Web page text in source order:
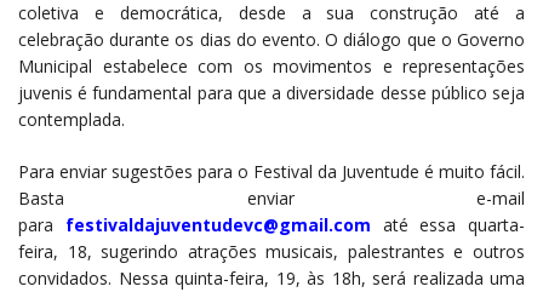
coletiva e democrática, desde a sua construção até a
celebração durante os dias do evento. O diálogo que o Governo
Municipal estabelece com os movimentos e representações
juvenis é fundamental para que a diversidade desse público seja
contemplada.
Para enviar sugestões para o Festival da Juventude é muito fácil.
Basta enviar e-mail
para festivaldajuventudevc@gmail.com até essa quarta-
feira, 18, sugerindo atrações musicais, palestrantes e outros
convidados. Nessa quinta-feira, 19, às 18h, será realizada uma